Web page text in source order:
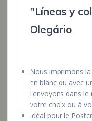
"Líneas y
Olegário
Nous imprimons
en blanc ou avec
l'envoyons dans le
votre choix ou à
Idéal pour le